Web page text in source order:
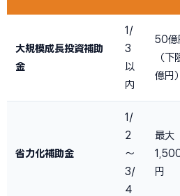
大規模成長投資補助
金
1/
3
以
内
50億
（下
億円）
省力化補助金
1/
2
〜
3/
4
最大
円